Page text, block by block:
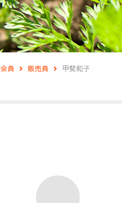
会員 販売員 甲斐和子